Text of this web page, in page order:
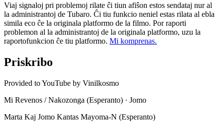
Viaj signaloj pri problemoj rilate ĉi tiun afiŝon estos sendataj nur al
la administrantoj de Tubaro. Ĉi tiu funkcio neniel estas rilata al ebla
simila eco ĉe la originala platformo de la filmo. Por raporti
problemon al la administrantoj de la originala platformo, uzu la
raportofunkcion ĉe tiu platformo. Mi komprenas.
Priskribo
Provided to YouTube by Vinilkosmo
Mi Revenos / Nakozonga (Esperanto) · Jomo
Marta Kaj Jomo Kantas Mayoma-N (Esperanto)